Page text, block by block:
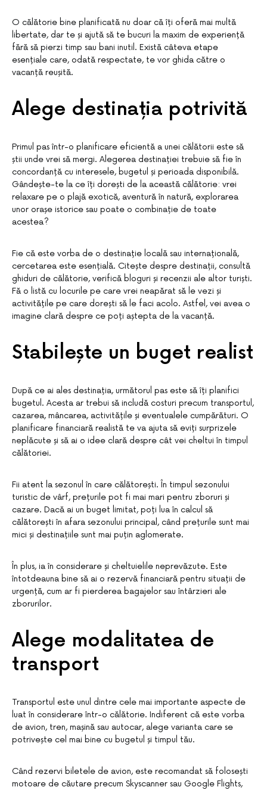
O călătorie bine planificată nu doar că îți oferă mai multă
libertate, dar te și ajută să te bucuri la maxim de experiență
fără să pierzi timp sau bani inutil. Există câteva etape
esențiale care, odată respectate, te vor ghida către o
vacanță reușită.
Alege destinația potrivită
Primul pas într-o planificare eficientă a unei călătorii este să
știi unde vrei să mergi. Alegerea destinației trebuie să fie în
concordanță cu interesele, bugetul și perioada disponibilă.
Gândește-te la ce îți dorești de la această călătorie: vrei
relaxare pe o plajă exotică, aventură în natură, explorarea
unor orașe istorice sau poate o combinație de toate
acestea?
Fie că este vorba de o destinație locală sau internațională,
cercetarea este esențială. Citește despre destinații, consultă
ghiduri de călătorie, verifică bloguri și recenzii ale altor turiști.
Fă o listă cu locurile pe care vrei neapărat să le vezi și
activitățile pe care dorești să le faci acolo. Astfel, vei avea o
imagine clară despre ce poți aștepta de la vacanță.
Stabilește un buget realist
După ce ai ales destinația, următorul pas este să îți planifici
bugetul. Acesta ar trebui să includă costuri precum transportul,
cazarea, mâncarea, activitățile și eventualele cumpărături. O
planificare financiară realistă te va ajuta să eviți surprizele
neplăcute și să ai o idee clară despre cât vei cheltui în timpul
călătoriei.
Fii atent la sezonul în care călătorești. În timpul sezonului
turistic de vârf, prețurile pot fi mai mari pentru zboruri și
cazare. Dacă ai un buget limitat, poți lua în calcul să
călătorești în afara sezonului principal, când prețurile sunt mai
mici și destinațiile sunt mai puțin aglomerate.
În plus, ia în considerare și cheltuielile neprevăzute. Este
întotdeauna bine să ai o rezervă financiară pentru situații de
urgență, cum ar fi pierderea bagajelor sau întârzieri ale
zborurilor.
Alege modalitatea de
transport
Transportul este unul dintre cele mai importante aspecte de
luat în considerare într-o călătorie. Indiferent că este vorba
de avion, tren, mașină sau autocar, alege varianta care se
potrivește cel mai bine cu bugetul și timpul tău.
Când rezervi biletele de avion, este recomandat să folosești
motoare de căutare precum Skyscanner sau Google Flights,